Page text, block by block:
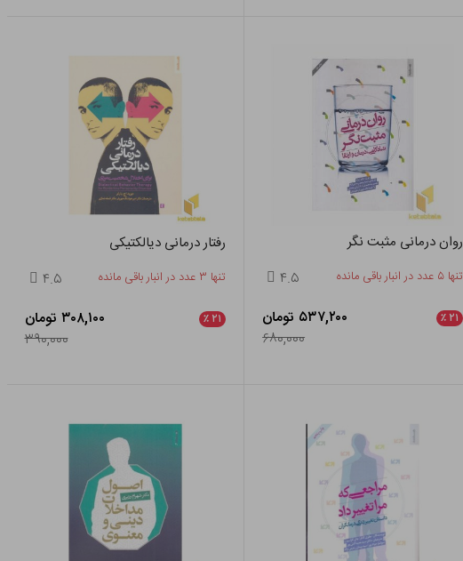
روان درمانی مثبت نگر
تنها ۵ عدد در انبار باقی مانده ۴.۵
۲۱ ٪
۵۳۷,۲۰۰ تومان
۶۸۰,۰۰۰
رفتار درمانی دیالکتیکی
تنها ۳ عدد در انبار باقی مانده ۴.۵
۲۱ ٪
۳۰۸,۱۰۰ تومان
۳۹۰,۰۰۰